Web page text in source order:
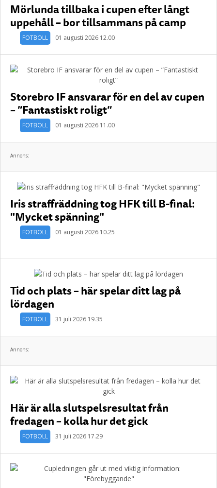
Mörlunda tillbaka i cupen efter långt
uppehåll – bor tillsammans på camp
FOTBOLL 01 augusti 2026 12.00
Storebro IF ansvarar för en del av cupen
– ”Fantastiskt roligt”
FOTBOLL 01 augusti 2026 11.00
Annons:
Iris straffräddning tog HFK till B-final:
"Mycket spänning"
FOTBOLL 01 augusti 2026 10.25
Tid och plats – här spelar ditt lag på
lördagen
FOTBOLL 31 juli 2026 19.35
Annons:
Här är alla slutspelsresultat från
fredagen – kolla hur det gick
FOTBOLL 31 juli 2026 17.29